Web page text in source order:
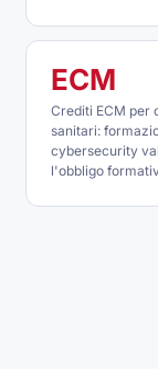
ECM
Crediti ECM per
sanitari:
cybersecurity
l'obbligo